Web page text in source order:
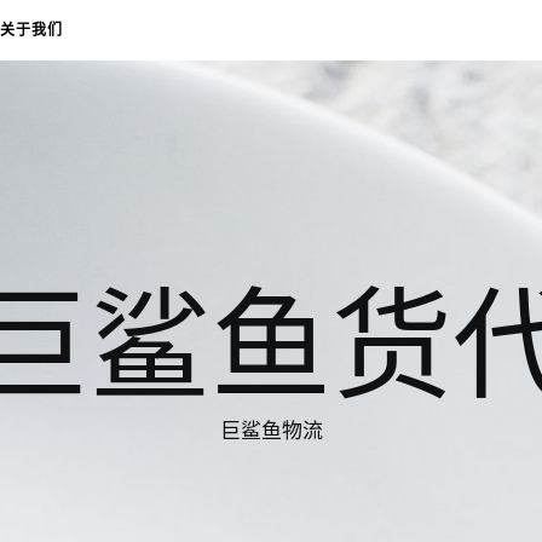
关于我们
鲨鱼货
巨鲨鱼物流